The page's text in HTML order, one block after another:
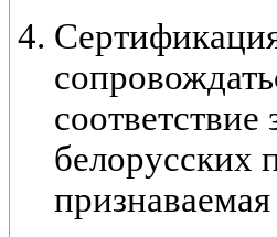
белорусских